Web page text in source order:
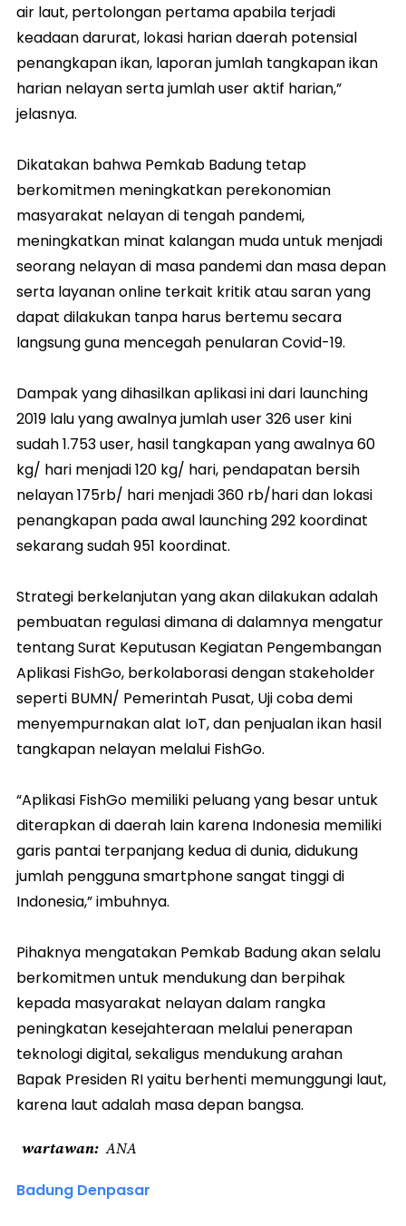
air laut, pertolongan pertama apabila terjadi
keadaan darurat, lokasi harian daerah potensial
penangkapan ikan, laporan jumlah tangkapan ikan
harian nelayan serta jumlah user aktif harian,”
jelasnya.
Dikatakan bahwa Pemkab Badung tetap
berkomitmen meningkatkan perekonomian
masyarakat nelayan di tengah pandemi,
meningkatkan minat kalangan muda untuk menjadi
seorang nelayan di masa pandemi dan masa depan
serta layanan online terkait kritik atau saran yang
dapat dilakukan tanpa harus bertemu secara
langsung guna mencegah penularan Covid-19.
Dampak yang dihasilkan aplikasi ini dari launching
2019 lalu yang awalnya jumlah user 326 user kini
sudah 1.753 user, hasil tangkapan yang awalnya 60
kg/ hari menjadi 120 kg/ hari, pendapatan bersih
nelayan 175rb/ hari menjadi 360 rb/hari dan lokasi
penangkapan pada awal launching 292 koordinat
sekarang sudah 951 koordinat.
Strategi berkelanjutan yang akan dilakukan adalah
pembuatan regulasi dimana di dalamnya mengatur
tentang Surat Keputusan Kegiatan Pengembangan
Aplikasi FishGo, berkolaborasi dengan stakeholder
seperti BUMN/ Pemerintah Pusat, Uji coba demi
menyempurnakan alat IoT, dan penjualan ikan hasil
tangkapan nelayan melalui FishGo.
“Aplikasi FishGo memiliki peluang yang besar untuk
diterapkan di daerah lain karena Indonesia memiliki
garis pantai terpanjang kedua di dunia, didukung
jumlah pengguna smartphone sangat tinggi di
Indonesia,” imbuhnya.
Pihaknya mengatakan Pemkab Badung akan selalu
berkomitmen untuk mendukung dan berpihak
kepada masyarakat nelayan dalam rangka
peningkatan kesejahteraan melalui penerapan
teknologi digital, sekaligus mendukung arahan
Bapak Presiden RI yaitu berhenti memunggungi laut,
karena laut adalah masa depan bangsa.
wartawan ANA
Badung Denpasar